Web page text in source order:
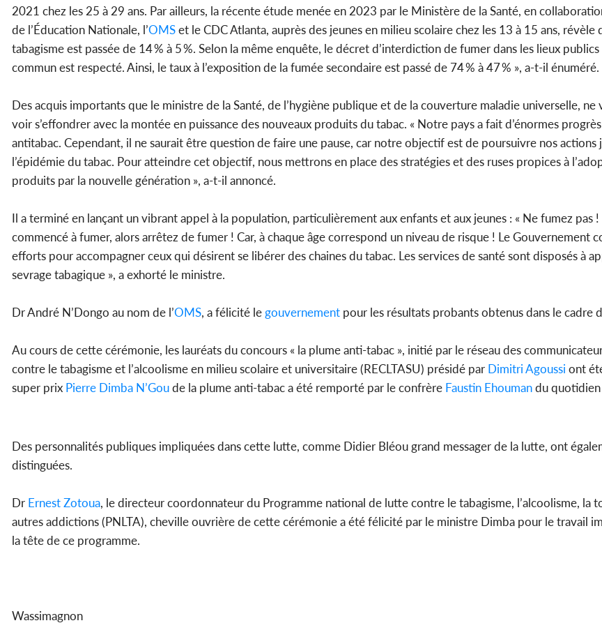
2021 chez les 25 à 29 ans. Par ailleurs, la récente étude menée en 2023 par le Ministère de la Santé, en
de l’Éducation Nationale, l’OMSet le CDC Atlanta, auprès des jeunes en milieu scolaire chez les 13 à 15 ans, révèle
tabagisme est passée de 14 % à 5 %. Selon la même enquête, le décret d’interdiction de fumer dans les lieux
commun est respecté. Ainsi, le taux à l’exposition de la fumée secondaire est passé de 74 % à 47 % », a-t-il énuméré.
Des acquis importants que le ministre de la Santé, de l’hygiène publique et de la couverture maladie universelle, ne
voir s’effondrer avec la montée en puissance des nouveaux produits du tabac. « Notre pays a fait d’énormes
antitabac. Cependant, il ne saurait être question de faire une pause, car notre objectif est de poursuivre nos actions
l’épidémie du tabac. Pour atteindre cet objectif, nous mettrons en place des stratégies et des ruses propices à
produits par la nouvelle génération », a-t-il annoncé.
Il a terminé en lançant un vibrant appel à la population, particulièrement aux enfants et aux jeunes : « Ne fumez pas
commencé à fumer, alors arrêtez de fumer ! Car, à chaque âge correspond un niveau de risque ! Le Gouvernement
efforts pour accompagner ceux qui désirent se libérer des chaines du tabac. Les services de santé sont disposés à
sevrage tabagique », a exhorté le ministre.
Dr André N’Dongo au nom de l’OMS, a félicité le gouvernement pour les résultats probants obtenus dans le cadre
Au cours de cette cérémonie, les lauréats du concours « la plume anti-tabac », initié par le réseau des
contre le tabagisme et l’alcoolisme en milieu scolaire et universitaire (RECLTASU) présidé par Dimitri Agoussi ont
super prix Pierre Dimba N’Goude la plume anti-tabac a été remporté par le confrère Faustin Ehoumandu quotidien
Des personnalités publiques impliquées dans cette lutte, comme Didier Bléou grand messager de la lutte, ont
distinguées.
Dr Ernest Zotoua, le directeur coordonnateur du Programme national de lutte contre le tabagisme, l’alcoolisme, la
autres addictions (PNLTA), cheville ouvrière de cette cérémonie a été félicité par le ministre Dimba pour le travail
la tête de ce programme.
Wassimagnon